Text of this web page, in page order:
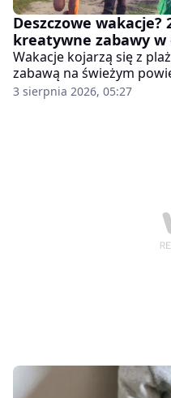
Deszczowe wakacje?
kreatywne zabawy w
Wakacje kojarzą się z
zabawą na świeżym
nieprzewidywalna, a
3 sierpnia 2026, 05:27